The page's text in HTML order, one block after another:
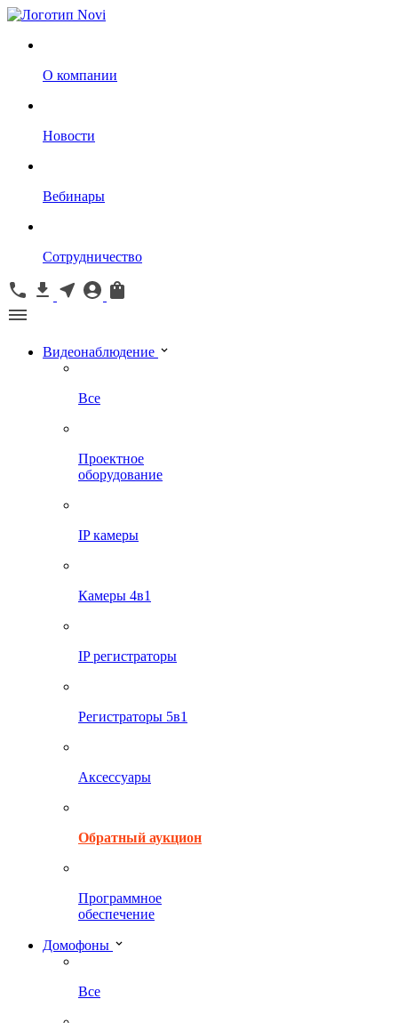
О компании
Новости
Вебинары
Сотрудничество
Видеонаблюдение
Все
Проектное
оборудование
IP камеры
Камеры 4в1
IP регистраторы
Регистраторы 5в1
Аксессуары
Обратный аукцион
Программное
обеспечение
Домофоны
Все